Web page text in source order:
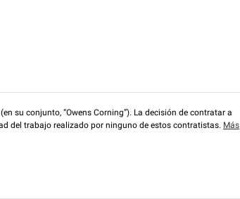
su conjunto, “Owens Corning”). La decisión de contratar a
del trabajo realizado por ninguno de estos contratistas. Más